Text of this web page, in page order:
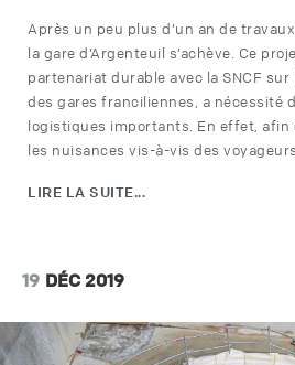
Après un peu plus d’un an de
la gare d’Argenteuil s’achève. Ce
partenariat durable avec la SNCF
des gares franciliennes, a nécessité
logistiques importants. En effet, afin
les nuisances vis-à-vis des
LIRE LA SUITE...
19 DÉC 2019